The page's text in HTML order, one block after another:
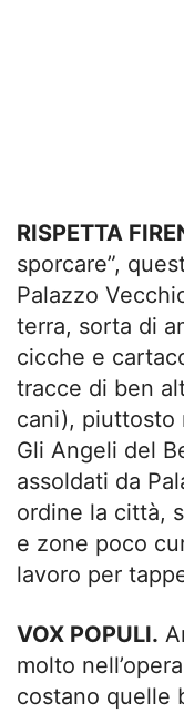
RISPETTA
sporcare”,
Palazzo
terra, sorta di
cicche e
tracce di ben
cani), piuttosto
Gli Angeli del
assoldati da
ordine la città,
e zone poco
lavoro per
VOX POPULI.
molto
costano quelle